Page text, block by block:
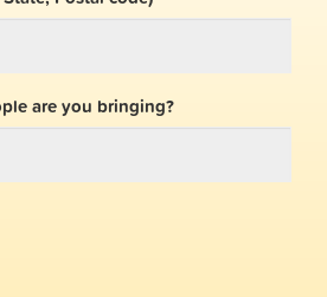
are you bringing?